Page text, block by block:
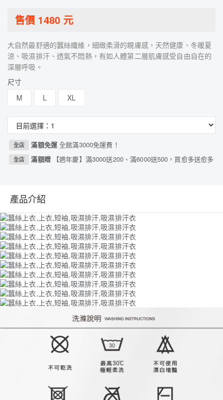
售價 1480元
大自然最舒適的蠶絲纖維，細緻柔滑的親膚感，天然健康、冬暖夏
涼、吸濕排汗、透氣不悶熱，有如人體第二層肌膚感受自由自在的
深層呼吸。
尺寸
M
L XL
全店 滿額免運全館滿3000免運費！
全店 滿額贈 【週年慶】滿3000送200、滿6000送500，買愈多送愈多
產品介紹